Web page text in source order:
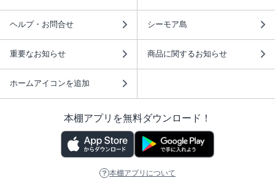
ヘルプ・お問合せ シーモア島
重要なお知らせ 商品に関するお知らせ
ホームアイコンを追加
本棚アプリを無料ダウンロード！
本棚アプリについて